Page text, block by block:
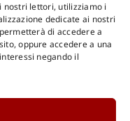
nostri lettori, utilizziamo i
dedicate ai nostri
di accedere a
oppure accedere a una
negando il
e anche Rateali